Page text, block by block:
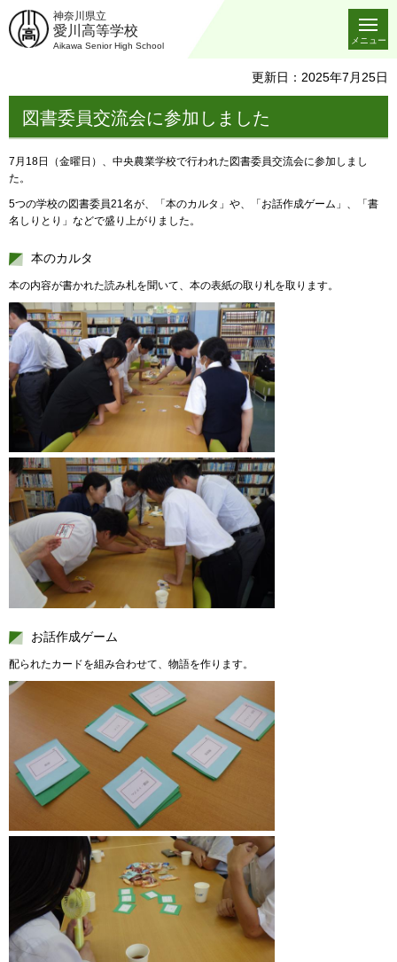
神奈川県立
愛川高等学校
Aikawa Senior High School
メニュー
更新日：2025年7月25日
図書委員交流会に参加しました
7月18日（金曜日）、中央農業学校で行われた図書委員交流会に参加しまし
た。
5つの学校の図書委員21名が、「本のカルタ」や、「お話作成ゲーム」、「書
名しりとり」などで盛り上がりました。
本のカルタ
本の内容が書かれた読み札を聞いて、本の表紙の取り札を取ります。
お話作成ゲーム
配られたカードを組み合わせて、物語を作ります。